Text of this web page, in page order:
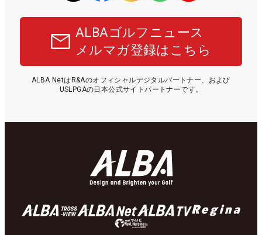
ALBAゴルフニュース
メルマガ登録はこちら
ALBA NetはR&Aのオフィシャルデジタルパートナー、および
USLPGAの日本公式サイトパートナーです。